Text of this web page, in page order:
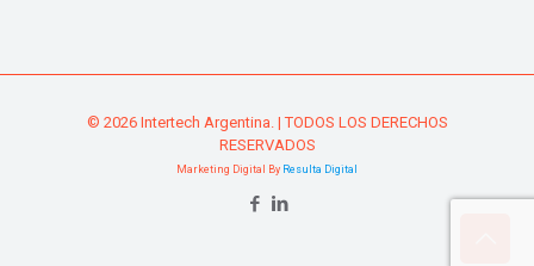
© 2026 Intertech Argentina. | TODOS LOS DERECHOS
RESERVADOS
Marketing Digital By Resulta Digital